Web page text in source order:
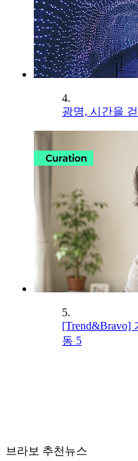
4.
광명, 시간을
5.
[Trend&Bravo]
동 5
브라보 추천뉴스